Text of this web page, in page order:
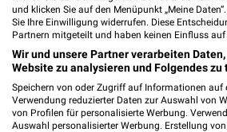
Louis-Pasteur-Straße 16
97076 Würzburg
Heute 09:00 - 19:00 Uhr |
384,97 km • Angebote: 1
und klicken Sie auf den Menüpunkt „Meine
Sie Ihre Einwilligung widerrufen. Diese
Partnern mitgeteilt und haben keinen Einfluss auf
Wir und unsere Partner verarbeiten
Website zu analysieren und Folgendes zu
Speichern von oder Zugriff auf Informationen auf
Verwendung reduzierter Daten zur Auswahl von
von Profilen für personalisierte Werbung.
Auswahl personalisierter Werbung. Erstellung